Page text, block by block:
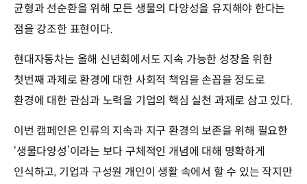
균형과 선순환을 위해 모든 생물의 다양성을 유지해야 한다는
점을 강조한 표현이다.
현대자동차는 올해 신년회에서도 지속 가능한 성장을 위한
첫번째 과제로 환경에 대한 사회적 책임을 손꼽을 정도로
환경에 대한 관심과 노력을 기업의 핵심 실천 과제로 삼고 있다.
이번 캠페인은 인류의 지속과 지구 환경의 보존을 위해 필요한
‘생물다양성’이라는 보다 구체적인 개념에 대해 명확하게
인식하고, 기업과 구성원 개인이 생활 속에서 할 수 있는 작지만